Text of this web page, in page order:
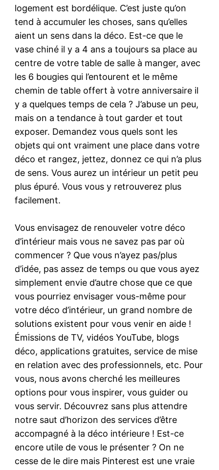
logement est bordélique. C’est juste qu’on
tend à accumuler les choses, sans qu’elles
aient un sens dans la déco. Est-ce que le
vase chiné il y a 4 ans a toujours sa place au
centre de votre table de salle à manger, avec
les 6 bougies qui l’entourent et le même
chemin de table offert à votre anniversaire il
y a quelques temps de cela ? J’abuse un peu,
mais on a tendance à tout garder et tout
exposer. Demandez vous quels sont les
objets qui ont vraiment une place dans votre
déco et rangez, jettez, donnez ce qui n’a plus
de sens. Vous aurez un intérieur un petit peu
plus épuré. Vous vous y retrouverez plus
facilement.
Vous envisagez de renouveler votre déco
d’intérieur mais vous ne savez pas par où
commencer ? Que vous n’ayez pas/plus
d’idée, pas assez de temps ou que vous ayez
simplement envie d’autre chose que ce que
vous pourriez envisager vous-même pour
votre déco d’intérieur, un grand nombre de
solutions existent pour vous venir en aide !
Émissions de TV, vidéos YouTube, blogs
déco, applications gratuites, service de mise
en relation avec des professionnels, etc. Pour
vous, nous avons cherché les meilleures
options pour vous inspirer, vous guider ou
vous servir. Découvrez sans plus attendre
notre saut d’horizon des services d’être
accompagné à la déco intérieure ! Est-ce
encore utile de vous le présenter ? On ne
cesse de le dire mais Pinterest est une vraie